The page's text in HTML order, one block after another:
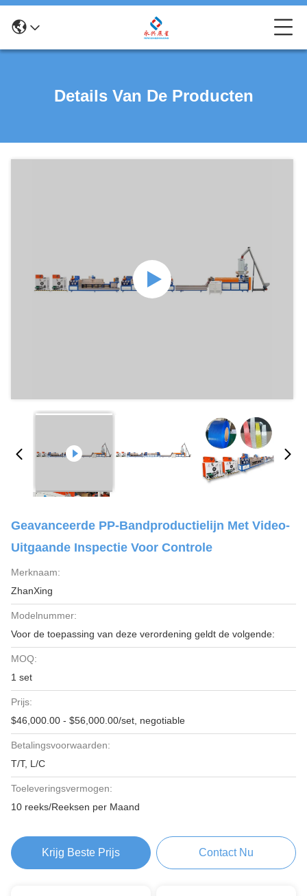
Details Van De Producten
Geavanceerde PP-Bandproductielijn Met Video-
Uitgaande Inspectie Voor Controle
Merknaam:
ZhanXing
Modelnummer:
Voor de toepassing van deze verordening geldt de volgende:
MOQ:
1 set
Prijs:
$46,000.00 - $56,000.00/set, negotiable
Betalingsvoorwaarden:
T/T, L/C
Toeleveringsvermogen:
10 reeks/Reeksen per Maand
Krijg Beste Prijs Contact Nu